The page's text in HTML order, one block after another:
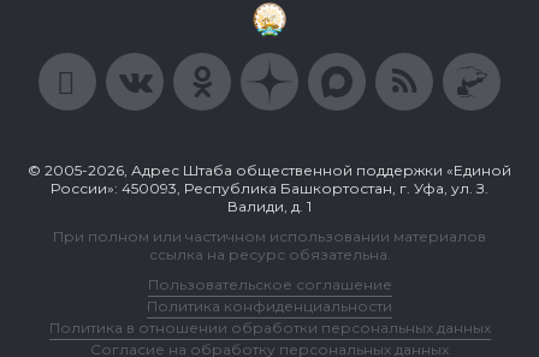
© 2005-2026, Адрес Штаба общественной поддержки «Единой
России»: 450093, Республика Башкортостан, г. Уфа, ул. З.
Валиди, д. 1
При полном или частичном использовании материалов
ссылка на ресурс обязательна.
Пользовательское соглашение
Политика конфиденциальности
Политика в отношении обработки персональных данных
Согласие на обработку персональных данных